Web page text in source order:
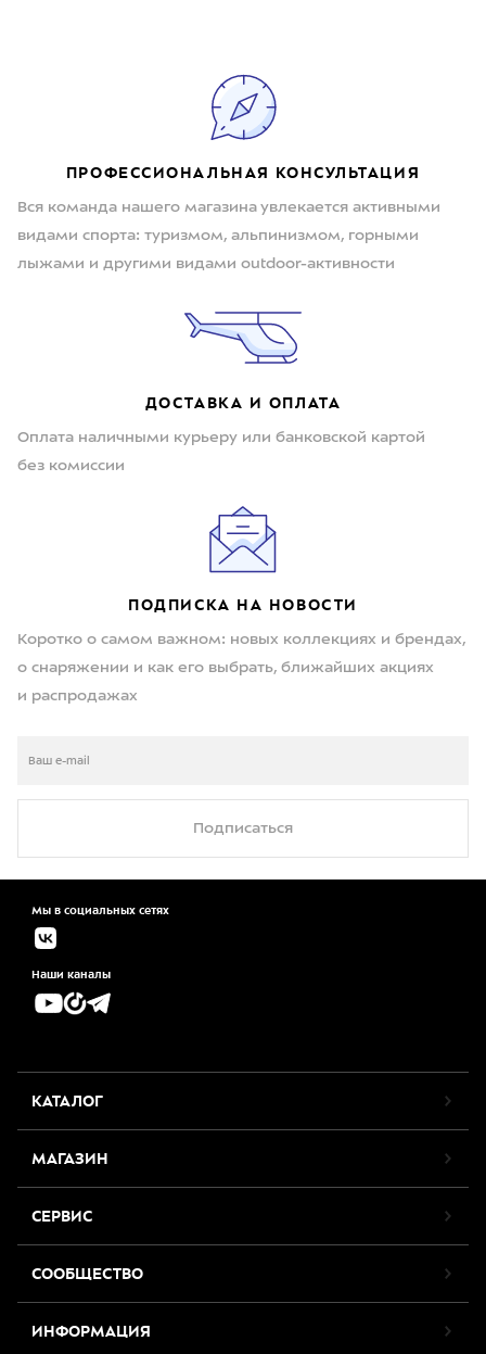
ПРОФЕССИОНАЛЬНАЯ КОНСУЛЬТАЦИЯ
Вся команда нашего магазина увлекается активными
видами спорта: туризмом, альпинизмом, горными
лыжами и другими видами outdoor-активности
ДОСТАВКА И ОПЛАТА
Оплата наличными курьеру или банковской картой
без комиссии
ПОДПИСКА НА НОВОСТИ
Коротко о самом важном: новых коллекциях и брендах,
о снаряжении и как его выбрать, ближайших акциях
и распродажах
Подписаться
Мы в социальных сетях
Наши каналы
КАТАЛОГ
МАГАЗИН
СЕРВИС
СООБЩЕСТВО
ИНФОРМАЦИЯ